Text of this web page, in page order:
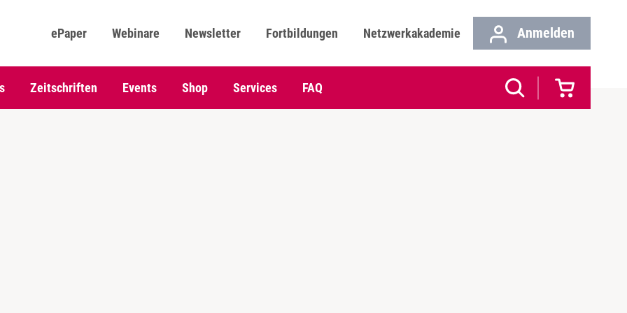
ePaper Webinare Newsletter Fortbildungen Netzwerkakademie Anmelden
Zeitschriften Events Shop Services FAQ